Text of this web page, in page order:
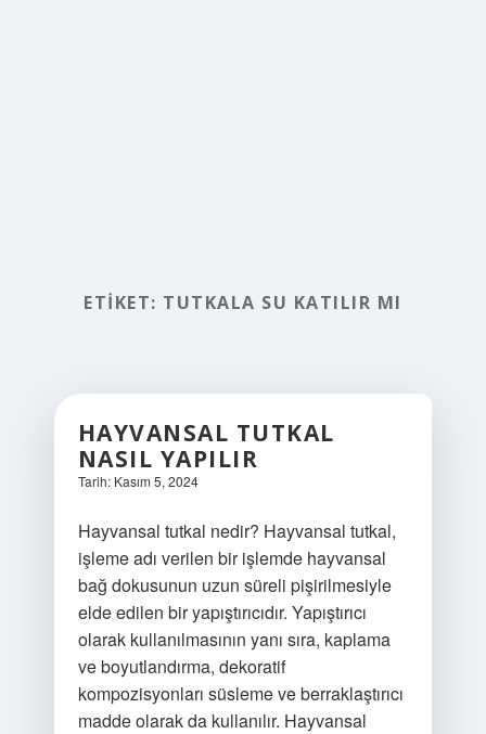
ETIKET: TUTKALA SU KATILIR MI
HAYVANSAL TUTKAL
NASIL YAPILIR
Tarih: Kasım 5, 2024
Hayvansal tutkal nedir? Hayvansal tutkal,
işleme adı verilen bir işlemde hayvansal
bağ dokusunun uzun süreli pişirilmesiyle
elde edilen bir yapıştırıcıdır. Yapıştırıcı
olarak kullanılmasının yanı sıra, kaplama
ve boyutlandırma, dekoratif
kompozisyonları süsleme ve berraklaştırıcı
madde olarak da kullanılır. Hayvansal